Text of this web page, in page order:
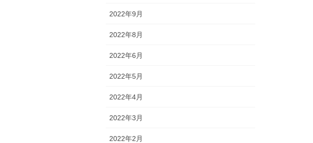
2022年9月
2022年8月
2022年6月
2022年5月
2022年4月
2022年3月
2022年2月